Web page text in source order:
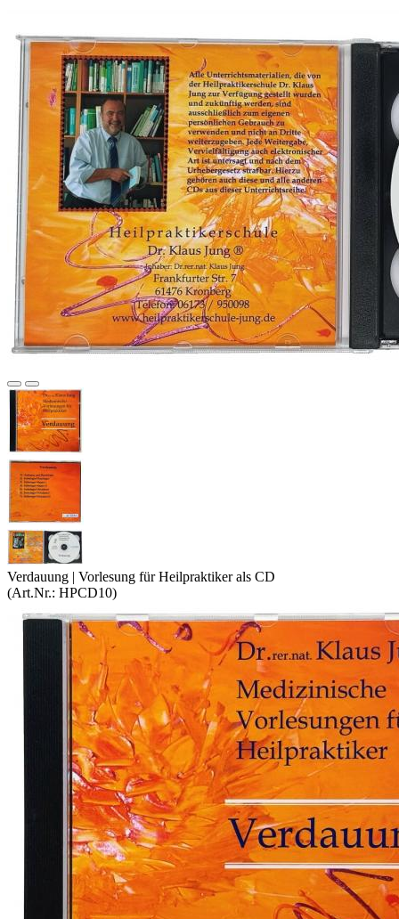
Verdauung | Vorlesung für Heilpraktiker als CD
(Art.Nr.: HPCD10)